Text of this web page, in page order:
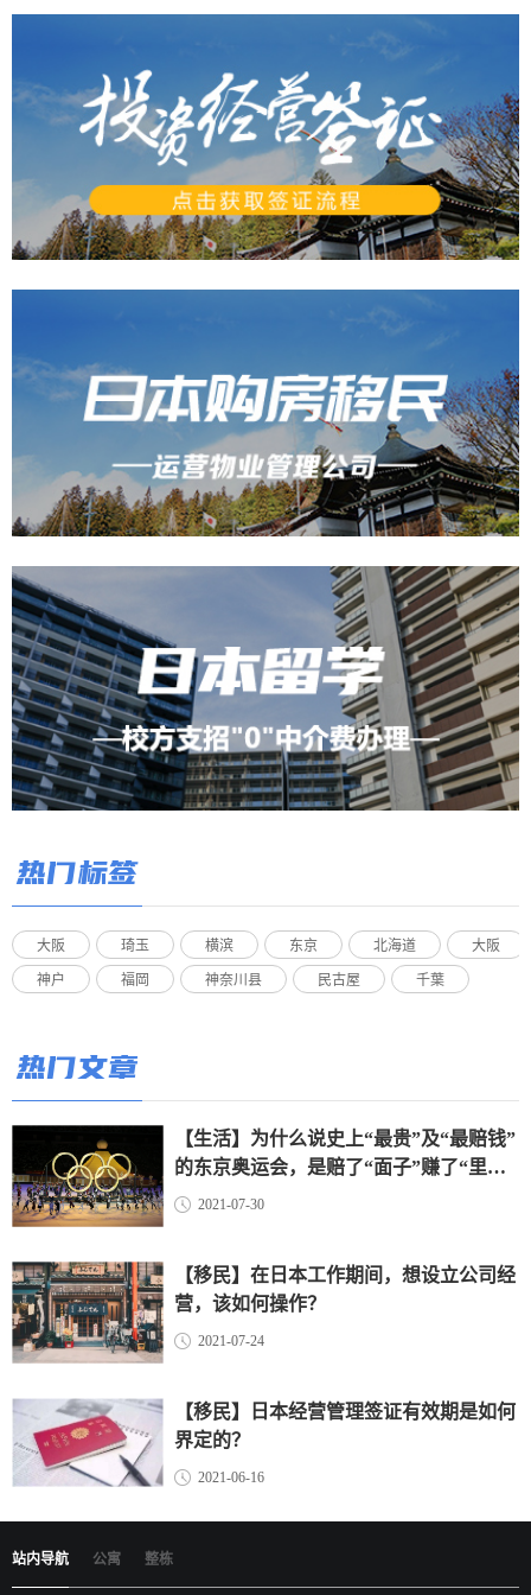
热门标签
大阪 琦玉 横滨 东京 北海道 大阪
神户 福岡 神奈川县 民古屋 千葉
热门文章
【生活】为什么说史上“最贵”及“最赔钱”
的东京奥运会，是赔了“面子”赚了“里
子”？（上）
2021-07-30
【移民】在日本工作期间，想设立公司经
营，该如何操作？
2021-07-24
【移民】日本经营管理签证有效期是如何
界定的？
2021-06-16
站内导航 公寓 整栋